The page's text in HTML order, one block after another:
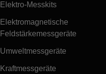
Elektro-Messkits
Elektromagnetische
Feldstärkemessgeräte
Umweltmessgeräte
Kraftmessgeräte